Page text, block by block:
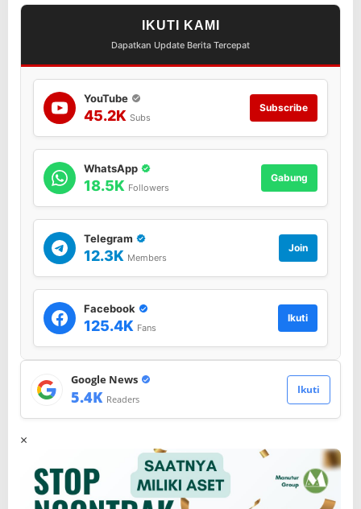
IKUTI KAMI
Dapatkan Update Berita Tercepat
YouTube
45.2K Subs
Subscribe
WhatsApp
18.5K Followers
Gabung
Telegram
12.3K Members
Join
Facebook
125.4K Fans
Ikuti
Google News
5.4K Readers
Ikuti
×